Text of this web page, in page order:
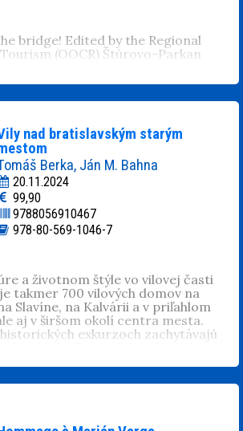
bridge! Edited by the Regional
(OOCR) Štúrovo-Parkan
nad bratislavským starým
Berka, Ján M. Bahna
20.11.2024
99,90
9788056910467
978-80-569-1046-7
a životnom štýle vo vilovej časti
takmer 700 vilových domov na
Slavíne, na Kalvárii a v priľahlom
aj v širšom okolí centra mesta.
exkurzoch zachytávajú
Bratislavčanov – od letných
v polovici 19. storočia cez
romantizujúcu a eklektickú